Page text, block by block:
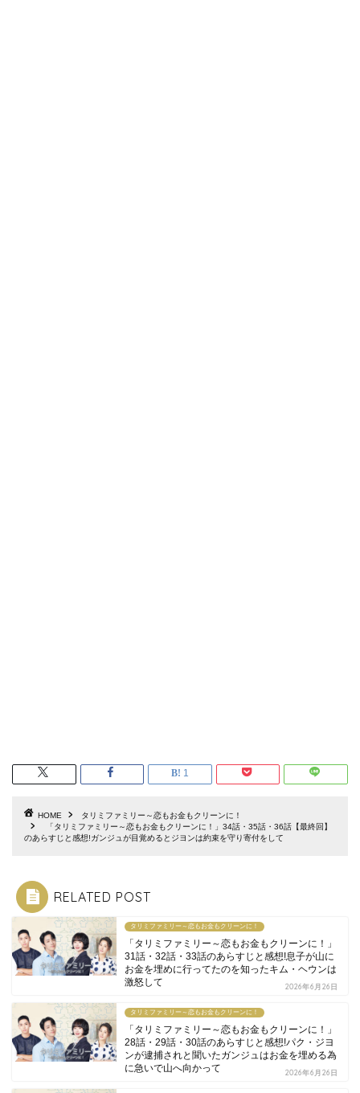
1
HOME
タリミファミリー～恋もお金もクリーンに！
「タリミファミリー～恋もお金もクリーンに！」34話・35話・36話【最終回】
のあらすじと感想!ガンジュが目覚めるとジヨンは約束を守り寄付をして
RELATED POST
タリミファミリー～恋もお金もクリーンに！
「タリミファミリー～恋もお金もクリーンに！」
31話・32話・33話のあらすじと感想!息子が山に
お金を埋めに行ってたのを知ったキム・ヘウンは
激怒して
2026年6月26日
タリミファミリー～恋もお金もクリーンに！
「タリミファミリー～恋もお金もクリーンに！」
28話・29話・30話のあらすじと感想!パク・ジヨ
ンが逮捕されと聞いたガンジュはお金を埋める為
に急いで山へ向かって
2026年6月26日